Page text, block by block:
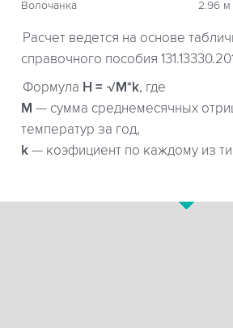
Волочанка 2.96 м
Расчет ведется на основе
справочного пособия
Формула H = √M*k, где
М — сумма среднемесячных
температур за год,
k — коэфициент по каждому из